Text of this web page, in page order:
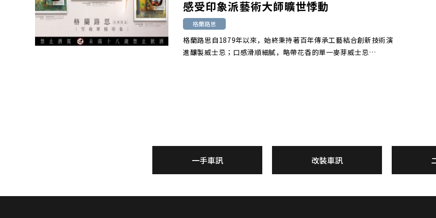
感受印象派藝術大師曠世悸動
格蘭路思
格蘭路思自1879年以來，始終秉持著百年傳承工藝結合創新技術演
進釀製威士忌；口感滑順細膩，略帶花香的單一麥芽威士忌…
一手車訊 改裝車訊